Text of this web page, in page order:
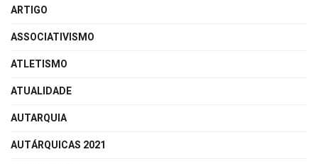
ARTIGO
ASSOCIATIVISMO
ATLETISMO
ATUALIDADE
AUTARQUIA
AUTÁRQUICAS 2021